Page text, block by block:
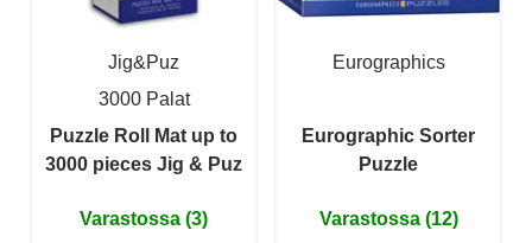
Jig&Puz
3000 Palat
Puzzle Roll Mat up to
3000 pieces Jig & Puz
Varastossa (3)
Eurographics
Eurographic Sorter
Puzzle
Varastossa (12)